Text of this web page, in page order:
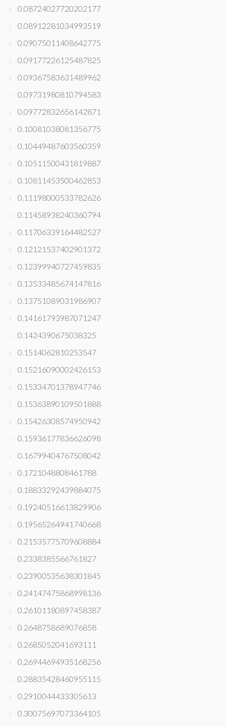
0.08724027720202177
0.08912281034993519
0.09075011408642775
0.09177226125487825
0.09367583631489962
0.09731980810794583
0.09772832656142871
0.10081038081356775
0.10449487603560359
0.10511500431819887
0.10811453500462853
0.11198000533782626
0.11458938240360794
0.11706339164482527
0.12121537402901372
0.12399940727459835
0.13533485674147816
0.13751089031986907
0.14161793987071247
0.1424390675038325
0.1514062810253547
0.15216090002426153
0.15334701378947746
0.15363890109501888
0.15426308574950942
0.15936177836626098
0.16799404767508042
0.1721048808461788
0.18833292439884075
0.19240516613829906
0.19565264941740668
0.21535775709608884
0.2338385566761827
0.23900535638301845
0.24147475868998136
0.26101180897458387
0.2648758689076858
0.2685052041693111
0.26944694935168256
0.28835428460955115
0.2910044433305613
0.30075697073364105